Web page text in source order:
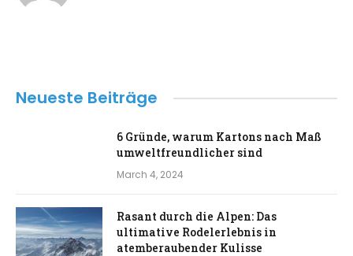
Neueste Beiträge
6 Gründe, warum Kartons nach Maß
umweltfreundlicher sind
March 4, 2024
Rasant durch die Alpen: Das
ultimative Rodelerlebnis in
atemberaubender Kulisse